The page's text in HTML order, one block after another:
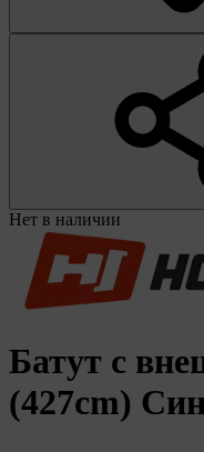
Нет в наличии
Батут с
(427cm)